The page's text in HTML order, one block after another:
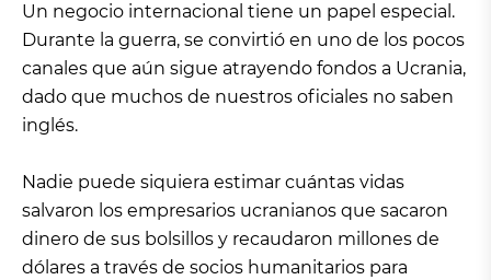
Un negocio internacional tiene un papel especial.
Durante la guerra, se convirtió en uno de los pocos
canales que aún sigue atrayendo fondos a Ucrania,
dado que muchos de nuestros oficiales no saben
inglés.
Nadie puede siquiera estimar cuántas vidas
salvaron los empresarios ucranianos que sacaron
dinero de sus bolsillos y recaudaron millones de
dólares a través de socios humanitarios para